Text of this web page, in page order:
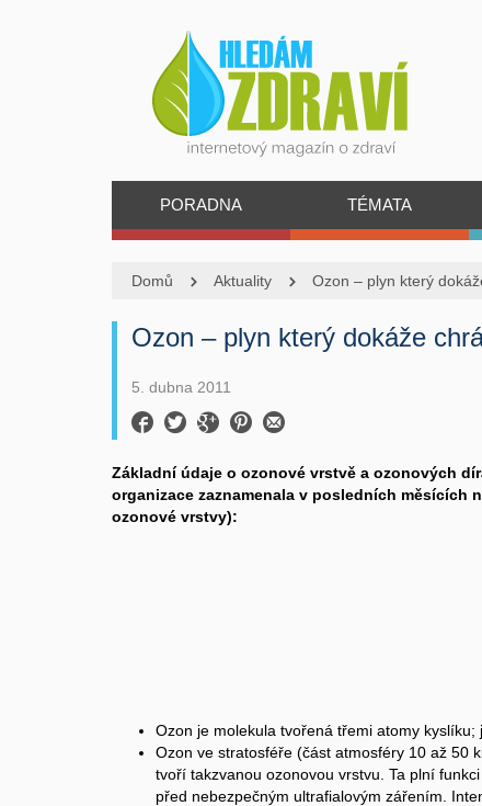
PORADNA TÉMATA
Domů Aktuality Ozon – plyn který
Ozon – plyn který dokáže
5. dubna 2011
Základní údaje o ozonové vrstvě a ozonových
organizace zaznamenala v posledních měsících
ozonové vrstvy):
Ozon je molekula tvořená třemi atomy kyslíku;
Ozon ve stratosféře (část atmosféry 10 až 50
tvoří takzvanou ozonovou vrstvu. Ta plní
před nebezpečným ultrafialovým zářením.